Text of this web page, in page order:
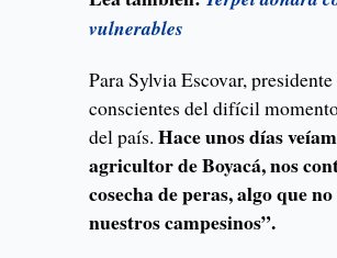
vulnerables
Para Sylvia Escovar,
conscientes del difícil
del país.Hace unos días
agricultor de Boyacá, nos
cosecha de peras, algo que
nuestros campesinos”.